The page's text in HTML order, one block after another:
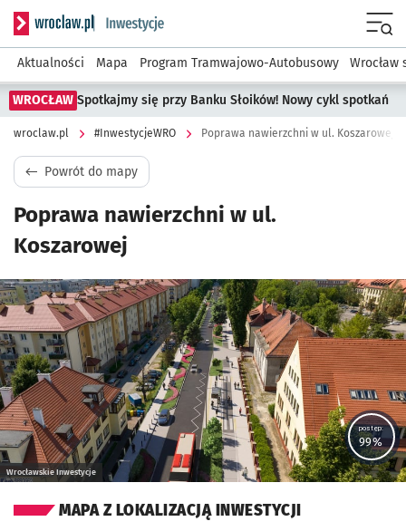
Serwis informacyjny wroclaw.pl podserwis:
Aktualności Mapa Program Tramwajowo-Autobusowy Wrocław
WROCŁAW Spotkajmy się przy Banku Słoików! Nowy cykl spotkań
wroclaw.pl #InwestycjeWRO Poprawa nawierzchni w ul. Koszarowej
Powrót do mapy
Poprawa nawierzchni w ul.
Koszarowej
Kliknij, aby powiększyć
Wrocławskie Inwestycje
postęp:
99%
MAPA Z LOKALIZACJĄ INWESTYCJI